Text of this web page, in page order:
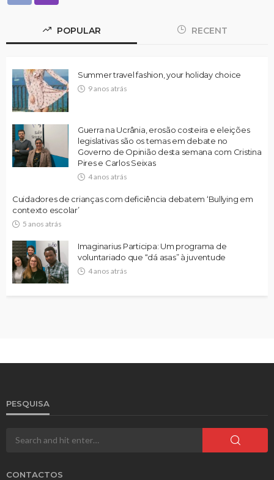
POPULAR RECENT
Summer travel fashion, your holiday choice
9 anos atrás
Guerra na Ucrânia, erosão costeira e eleições
legislativas são os temas em debate no
Governo de Opinião desta semana com Cristina
Pires e Carlos Seixas
4 anos atrás
Cuidadores de crianças com deficiência debatem ‘Bullying em
contexto escolar’
5 anos atrás
Imaginarius Participa: Um programa de
voluntariado que “dá asas” à juventude
4 anos atrás
PESQUISA
CONTACTOS